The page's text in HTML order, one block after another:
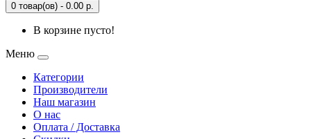
0 товар(ов) - 0.00 р.
В корзине пусто!
Меню
Категории
Производители
Наш магазин
О нас
Оплата / Доставка